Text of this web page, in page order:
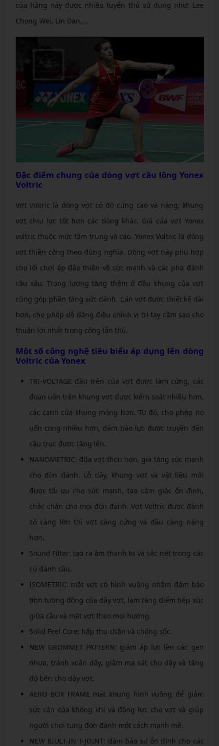
của hãng này được nhiều tuyển thủ sử dụng như: Lee
Chong Wei, Lin Dan,…
Đặc điểm chung của dòng vợt cầu lông Yonex
Voltric
Vợt Voltric là dòng vợt có độ cứng cao và nặng, khung
vợt chịu lực tốt hơn các dòng khác. Giá của vợt Yonex
voltric thuộc mức tầm trung và cao. Yonex Voltric là dòng
vợt thiên công theo đúng nghĩa. Dòng vợt này phù hợp
cho lối chơi áp đảo thiên về sức mạnh và các pha đánh
cầu sâu. Trọng lượng tăng thêm ở đầu khung của vợt
cũng góp phần tăng sức đánh. Cán vợt được thiết kế dài
hơn, cho phép dễ dàng điều chỉnh vị trí tay cầm sao cho
thuận lợi nhất trong công lẫn thủ.
Một số công nghệ tiêu biểu áp dụng lên dòng
Voltric của Yonex
TRI-VOLTAGE đầu trên của vợt được làm cứng, các
đoạn uốn trên khung vợt được kiểm soát nhiều hơn,
các cạnh của khung mỏng hơn. Từ đó, cho phép nó
uốn cong nhiều hơn, đảm bào lực được truyền đến
cầu trục được tăng lên.
NANOMETRIC: đũa vợt thon hơn, gia tăng sức mạnh
cho đòn đánh. Lỗ dây, khung vợt và vật liệu mới
được tối ưu cho sức mạnh, tạo cảm giác ổn định,
chắc chắn cho mọi đòn đánh. Vợt Voltric được đánh
số càng lớn thì vợt càng cứng và đầu càng nặng
hơn.
Sound Filter: tạo ra âm thanh to và sắc nét trong các
cú đánh cầu.
ISOMETRIC: mặt vợt có hình vuông nhằm đảm bảo
tính tương đồng của dây vợt, làm tăng điểm tiếp xúc
giữa cầu và mặt vợt theo mọi hướng.
Solid Feel Core: hấp thụ chấn và chống sốc.
NEW GROMMET PATTERN: giảm áp lực lên các gen
nhựa, tránh xoắn dây, giảm ma sát cho dây và tăng
độ bền cho dây vợt.
AERO BOX FRAME mặt khung hình vuông để giảm
sức cản của không khí và động lực cho vợt và giúp
người chơi tung đòn đánh một cách mạnh mẽ.
NEW BIULT-IN T-JOINT: đảm bảo sự ổn định cho các